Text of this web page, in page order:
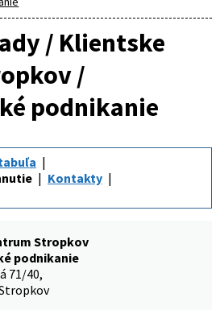
/ Klientske
/
podnikanie
Kontakty
Stropkov
podnikanie
71/40,